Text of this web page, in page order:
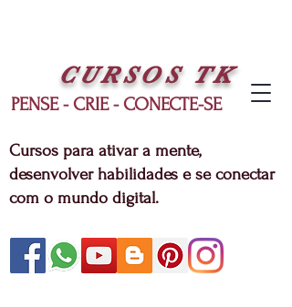
CURSOS TK
PENSE - CRIE - CONECTE-SE
Cursos para ativar a mente,
desenvolver habilidades e se conectar
com o mundo digital.